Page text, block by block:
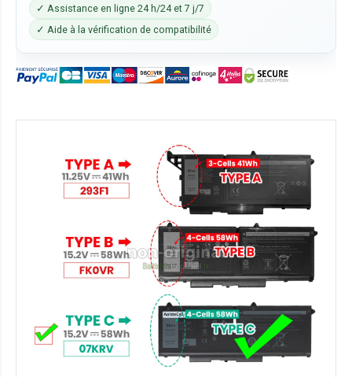
✓ Assistance en ligne 24 h/24 et 7 j/7
✓ Aide à la vérification de compatibilité